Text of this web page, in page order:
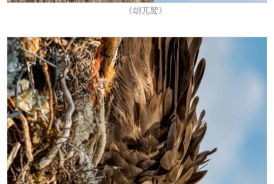
《胡兀鹫》